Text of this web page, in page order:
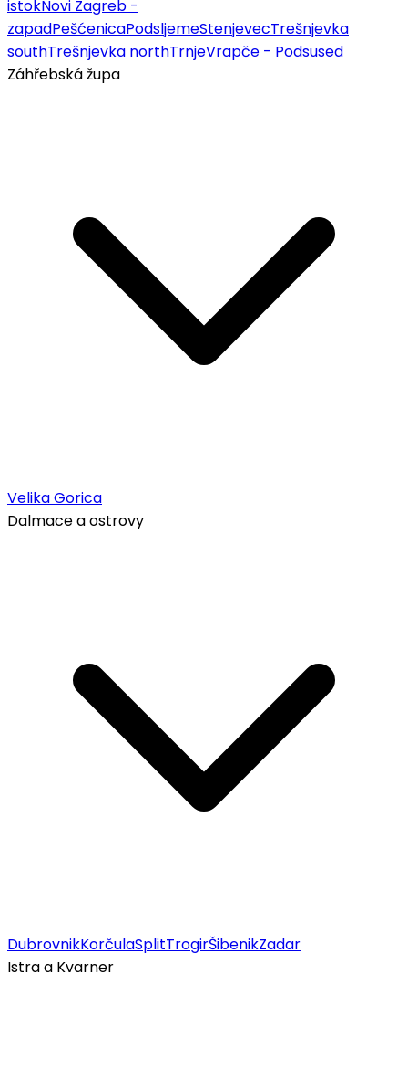
istokNovi Zagreb -
zapadPešćenicaPodsljemeStenjevecTrešnjevka
southTrešnjevka northTrnjeVrapče - Podsused
Záhřebská župa
Velika Gorica
Dalmace a ostrovy
DubrovnikKorčulaSplitTrogirŠibenikZadar
Istra a Kvarner